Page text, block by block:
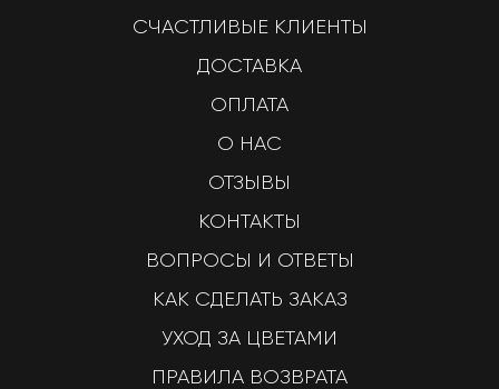
СЧАСТЛИВЫЕ КЛИЕНТЫ
ДОСТАВКА
ОПЛАТА
О НАС
ОТЗЫВЫ
КОНТАКТЫ
ВОПРОСЫ И ОТВЕТЫ
КАК СДЕЛАТЬ ЗАКАЗ
УХОД ЗА ЦВЕТАМИ
ПРАВИЛА ВОЗВРАТА